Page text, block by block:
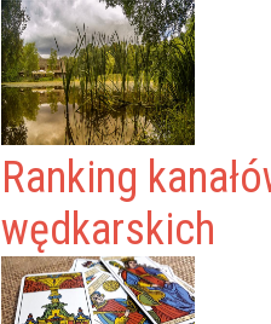
Ranking
wędkarskich